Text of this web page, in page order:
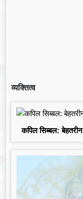
व्यक्तित्व
कपिल सिब्बल: